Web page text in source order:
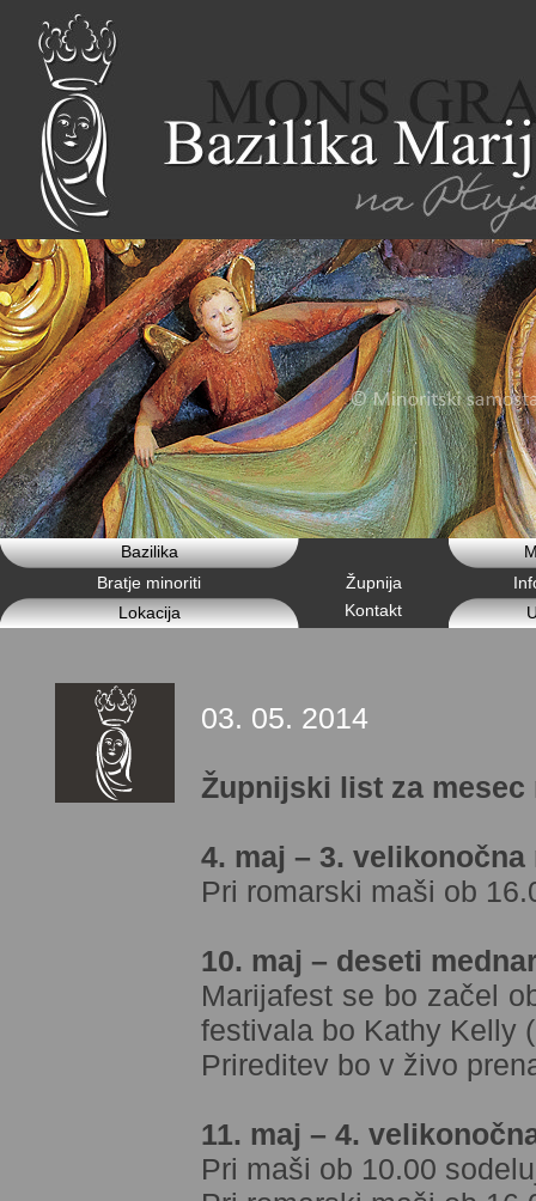
Bazilika
Bratje minoriti
Župnija
Lokacija
Kontakt
03. 05. 2014
Župnijski list za mesec
4. maj – 3.
Pri romarski maši ob
10. maj – deseti
Marijafest se bo začel
festivala bo Kathy Kelly
Prireditev bo v živo
11. maj – 4.
Pri maši ob 10.00